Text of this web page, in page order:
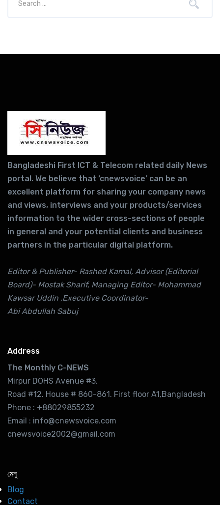
Bangladeshi First ICT & Telecom related daily News
portal. We believe that ‘cnewsvoice’ can be an
excellent platform for sharing your company news
and views, interviews and your products/services
information to the wider cross-sections of people
in general and your potential clients and business
partners in the particular digital platform.
Editor & Publisher- Rashed Kamal, Advisor (Editorial
Board)- Mostak Sharif, Managing Editor- Mohammad
Kawsar Uddin ,Executive Coordinator-
Abi Abdullah Sabuj
Address
The Monthly C-NEWS
Mirpur DOHS Avenue #3.
Road #12. House # 860-861. First floor A1,Bangladesh
Phone : +88029855232
Email : info@cnewsvoice.com
cnewsvoice2002@gmail.com
মেনু
Blog
Contact